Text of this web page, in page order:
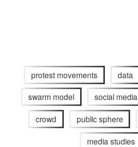
protest movements data
swarm model social media
crowd public sphere
media studies